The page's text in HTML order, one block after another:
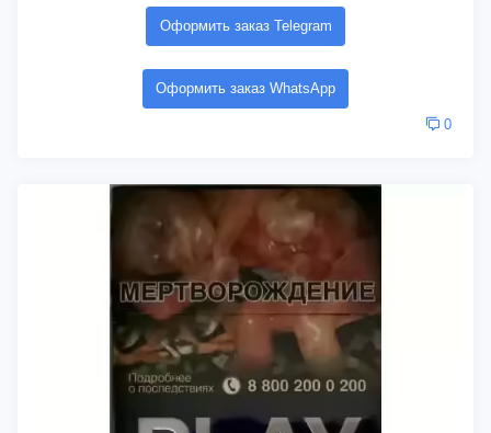
Оформить заказ Telegram
Оформить заказ WhatsApp
0